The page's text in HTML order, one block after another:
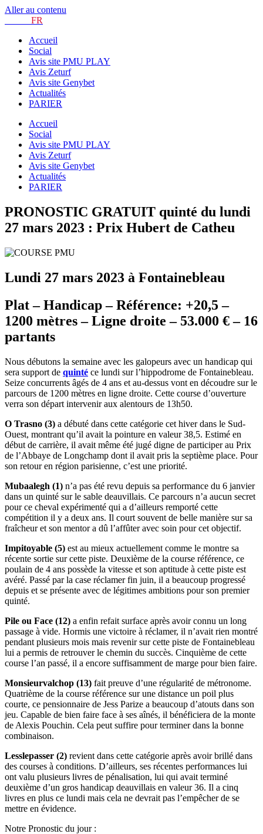
Aller au contenu
FR
Accueil
Social
Avis site PMU PLAY
Avis Zeturf
Avis site Genybet
Actualités
PARIER
Accueil
Social
Avis site PMU PLAY
Avis Zeturf
Avis site Genybet
Actualités
PARIER
PRONOSTIC GRATUIT quinté du lundi
27 mars 2023 : Prix Hubert de Catheu
Lundi 27 mars 2023 à Fontainebleau
Plat – Handicap – Référence: +20,5 –
1200 mètres – Ligne droite – 53.000 € – 16
partants
Nous débutons la semaine avec les galopeurs avec un handicap qui
sera support de quinté ce lundi sur l’hippodrome de Fontainebleau.
Seize concurrents âgés de 4 ans et au-dessus vont en découdre sur le
parcours de 1200 mètres en ligne droite. Cette course d’ouverture
verra son départ intervenir aux alentours de 13h50.
O Trasno (3) a débuté dans cette catégorie cet hiver dans le Sud-
Ouest, montrant qu’il avait la pointure en valeur 38,5. Estimé en
début de carrière, il avait même été jugé digne de participer au Prix
de l’Abbaye de Longchamp dont il avait pris la septième place. Pour
son retour en région parisienne, c’est une priorité.
Mubaalegh (1) n’a pas été revu depuis sa performance du 6 janvier
dans un quinté sur le sable deauvillais. Ce parcours n’a aucun secret
pour ce cheval expérimenté qui a d’ailleurs remporté cette
compétition il y a deux ans. Il court souvent de belle manière sur sa
fraîcheur et son mentor a dû l’affûter avec soin pour cet objectif.
Impitoyable (5) est au mieux actuellement comme le montre sa
récente sortie sur cette piste. Deuxième de la course référence, ce
poulain de 4 ans possède la vitesse et son aptitude à cette piste est
avéré. Passé par la case réclamer fin juin, il a beaucoup progressé
depuis et se présente avec de légitimes ambitions pour son premier
quinté.
Pile ou Face (12) a enfin refait surface après avoir connu un long
passage à vide. Hormis une victoire à réclamer, il n’avait rien montré
pendant plusieurs mois mais revenir sur cette piste de Fontainebleau
lui a permis de retrouver le chemin du succès. Cinquième de cette
course l’an passé, il a encore suffisamment de marge pour bien faire.
Monsieurvalchop (13) fait preuve d’une régularité de métronome.
Quatrième de la course référence sur une distance un poil plus
courte, ce pensionnaire de Jess Parize a beaucoup d’atouts dans son
jeu. Capable de bien faire face à ses aînés, il bénéficiera de la monte
de Alexis Pouchin. Cela peut suffire pour terminer dans la bonne
combinaison.
Lesslepasser (2) revient dans cette catégorie après avoir brillé dans
des courses à conditions. D’ailleurs, ses récentes performances lui
ont valu plusieurs livres de pénalisation, lui qui avait terminé
deuxième d’un gros handicap deauvillais en valeur 36. Il a cinq
livres en plus ce lundi mais cela ne devrait pas l’empêcher de se
mettre en évidence.
Notre Pronostic du jour :